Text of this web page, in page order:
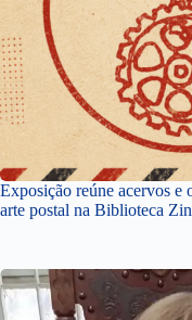
Exposição reúne acervos e
arte postal na Biblioteca